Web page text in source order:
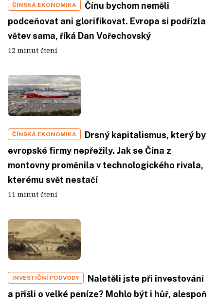
ČÍNSKÁ EKONOMIKA
Čínu bychom neměli
podceňovat ani glorifikovat. Evropa si podřízla
větev sama, říká Dan Vořechovský
12 minut čtení
ČÍNSKÁ EKONOMIKA
Drsný kapitalismus, který by
evropské firmy nepřežily. Jak se Čína z
montovny proměnila v technologického rivala,
kterému svět nestačí
11 minut čtení
INVESTIČNÍ PODVODY
Naletěli jste při investování
a přišli o velké peníze? Mohlo být i hůř, alespoň